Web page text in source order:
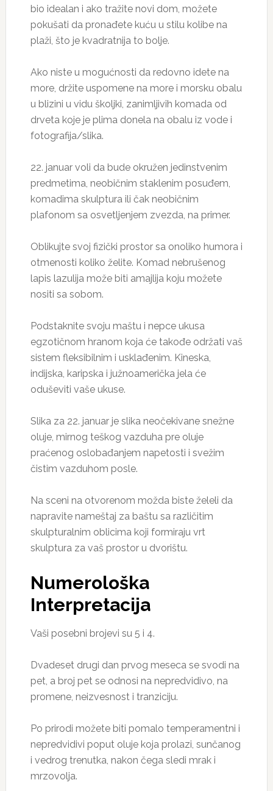
bio idealan i ako tražite novi dom, možete
pokušati da pronađete kuću u stilu kolibe na
plaži, što je kvadratnija to bolje.
Ako niste u mogućnosti da redovno idete na
more, držite uspomene na more i morsku obalu
u blizini u vidu školjki, zanimljivih komada od
drveta koje je plima donela na obalu iz vode i
fotografija/slika.
22. januar voli da bude okružen jedinstvenim
predmetima, neobičnim staklenim posuđem,
komadima skulptura ili čak neobičnim
plafonom sa osvetljenjem zvezda, na primer.
Oblikujte svoj fizički prostor sa onoliko humora i
otmenosti koliko želite. Komad nebrušenog
lapis lazulija može biti amajlija koju možete
nositi sa sobom.
Podstaknite svoju maštu i nepce ukusa
egzotičnom hranom koja će takođe održati vaš
sistem fleksibilnim i usklađenim. Kineska,
indijska, karipska i južnoamerička jela će
oduševiti vaše ukuse.
Slika za 22. januar je slika neočekivane snežne
oluje, mirnog teškog vazduha pre oluje
praćenog oslobađanjem napetosti i svežim
čistim vazduhom posle.
Na sceni na otvorenom možda biste želeli da
napravite nameštaj za baštu sa različitim
skulpturalnim oblicima koji formiraju vrt
skulptura za vaš prostor u dvorištu.
Numerološka
Interpretacija
Vaši posebni brojevi su 5 i 4.
Dvadeset drugi dan prvog meseca se svodi na
pet, a broj pet se odnosi na nepredvidivo, na
promene, neizvesnost i tranziciju.
Po prirodi možete biti pomalo temperamentni i
nepredvidivi poput oluje koja prolazi, sunčanog
i vedrog trenutka, nakon čega sledi mrak i
mrzovolja.